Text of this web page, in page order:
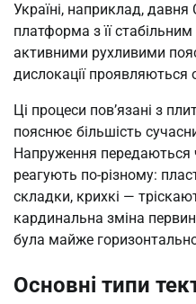
Україні, наприклад,
платформа з її
активними рухливими
дислокації проявляються
Ці процеси пов’язані з
пояснює більшість
Напруження передаються
реагують по-різному:
складки, крихкі —
кардинальна зміна
була майже
Основні типи